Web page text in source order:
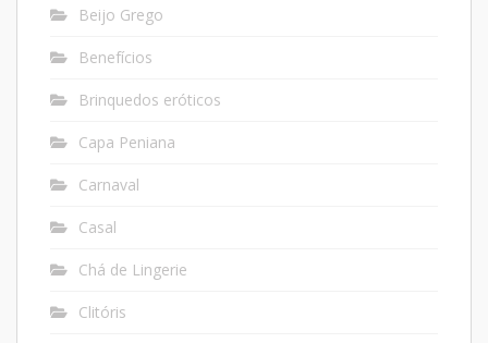
Beijo Grego
Benefícios
Brinquedos eróticos
Capa Peniana
Carnaval
Casal
Chá de Lingerie
Clitóris